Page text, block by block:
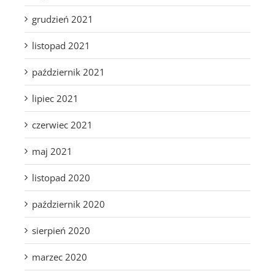
grudzień 2021
listopad 2021
październik 2021
lipiec 2021
czerwiec 2021
maj 2021
listopad 2020
październik 2020
sierpień 2020
marzec 2020